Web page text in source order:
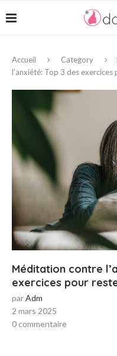
Accueil Category
l’anxiété: Top 3 des
Méditation contre
exercices pour
parAdm
2 mars 2025
0 commentaire